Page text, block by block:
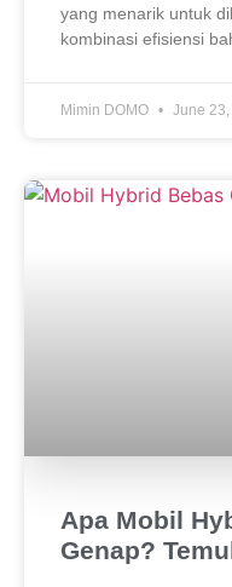
yang menarik untuk
kombinasi efisiensi
Mimin DOMO June
Apa Mobil
Genap?